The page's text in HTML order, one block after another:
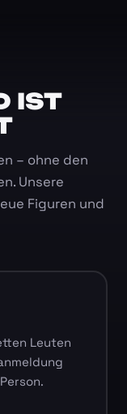
IST
– ohne den
Unsere
Figuren und
Leuten